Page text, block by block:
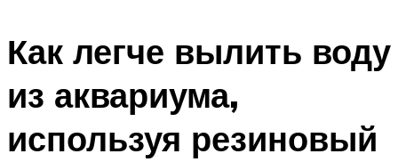
Как легче вылить воду
из аквариума,
используя резиновый